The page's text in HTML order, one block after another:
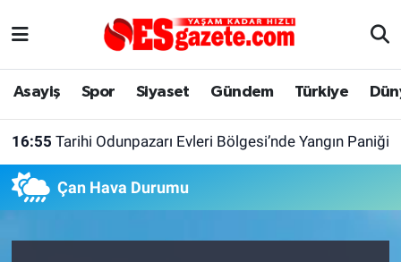
Asayiş Spor Siyaset Gündem Türkiye
16:55 Tarihi Odunpazarı Evleri Bölgesi’nde Yangın Paniği
Çan Hava Durumu
Asayiş
Yaşam
Eskişehir Nöbetçi Eczaneler